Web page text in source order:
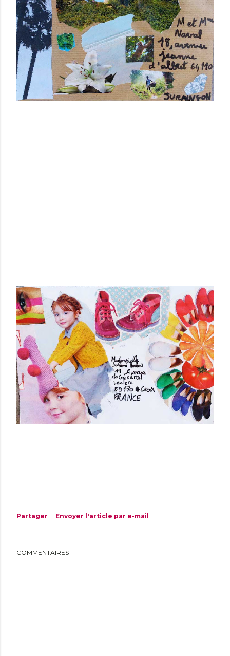
Partager Envoyer l'article par e-mail
COMMENTAIRES